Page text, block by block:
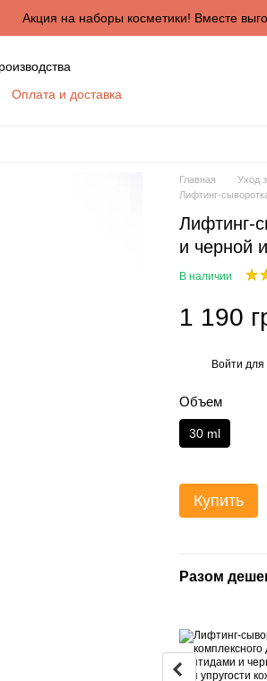
Акция на наборы косметики! Вместе
Оплата и доставка
для оптовых покупателей
Главная Уход
Лифтинг-
Лифтинг-
и черной
В наличии
1 190
Войти для
Объем
30 ml
Купить
Разом